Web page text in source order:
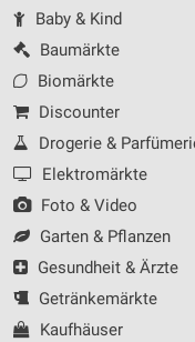
Baby & Kind
Baumärkte
Biomärkte
Discounter
Drogerie &
Elektromärkte
Foto & Video
Garten & Pflanzen
Gesundheit & Ärzte
Getränkemärkte
Kaufhäuser